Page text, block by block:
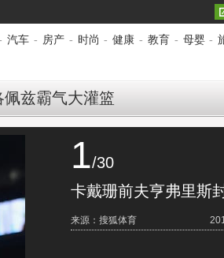
汽车 - 房产 - 时尚 - 健康 - 教育 - 母婴 -
兹霸气大灌篮
1/30
卡戴珊前夫亨弗里斯
来源：搜狐体育